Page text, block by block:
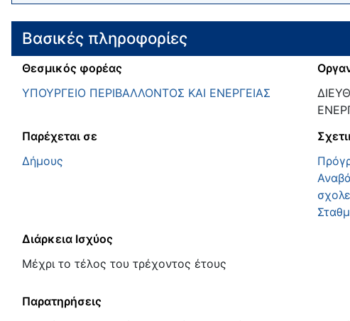
Βασικές πληροφορίες
Θεσμικός φορέας
ΥΠΟΥΡΓΕΙΟ ΠΕΡΙΒΑΛΛΟΝΤΟΣ ΚΑΙ ΕΝΕΡΓΕΙΑΣ
Παρέχεται σε
Δήμους
Διάρκεια Ισχύος
Μέχρι το τέλος του τρέχοντος έτους
Παρατηρήσεις